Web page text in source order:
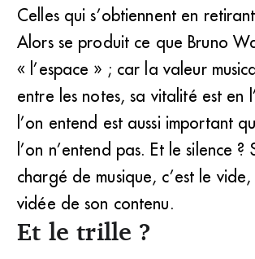
Celles qui s’obtiennent en
Alors se produit ce que Bruno
« l’espace » ; car la valeur
entre les notes, sa vitalité est en
l’on entend est aussi important
l’on n’entend pas. Et le silence ?
chargé de musique, c’est le
vidée de son contenu.
Et le trille ?